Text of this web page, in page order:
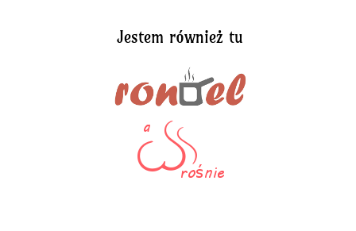
Jestem również tu